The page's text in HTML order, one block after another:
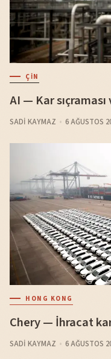
ÇIN
AI — Kar
SADI KAYMAZ 6 AĞUSTOS
HONG KONG
Chery — İhracat
SADI KAYMAZ 6 AĞUSTOS